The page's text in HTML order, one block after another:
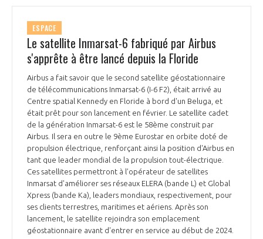
ESPACE
Le satellite Inmarsat-6 fabriqué par Airbus
s'apprête à être lancé depuis la Floride
Airbus a fait savoir que le second satellite géostationnaire
de télécommunications Inmarsat-6 (I-6 F2), était arrivé au
Centre spatial Kennedy en Floride à bord d'un Beluga, et
était prêt pour son lancement en février. Le satellite cadet
de la génération Inmarsat-6 est le 58ème construit par
Airbus. Il sera en outre le 9ème Eurostar en orbite doté de
propulsion électrique, renforçant ainsi la position d'Airbus en
tant que leader mondial de la propulsion tout-électrique.
Ces satellites permettront à l’opérateur de satellites
Inmarsat d'améliorer ses réseaux ELERA (bande L) et Global
Xpress (bande Ka), leaders mondiaux, respectivement, pour
ses clients terrestres, maritimes et aériens. Après son
lancement, le satellite rejoindra son emplacement
géostationnaire avant d'entrer en service au début de 2024.